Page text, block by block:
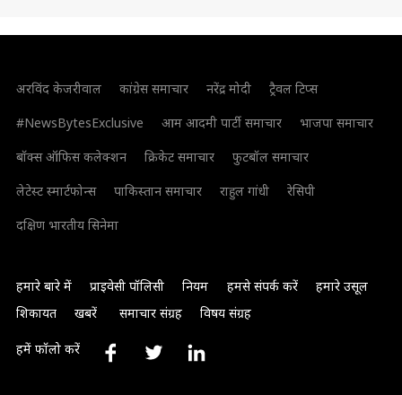
अरविंद केजरीवाल कांग्रेस समाचार नरेंद्र मोदी
ट्रैवल टिप्स
#NewsBytesExclusive
आम आदमी पार्टी समाचार
भाजपा समाचार
बॉक्स ऑफिस कलेक्शन
क्रिकेट समाचार
फुटबॉल समाचार
लेटेस्ट स्मार्टफोन्स
पाकिस्तान समाचार राहुल गांधी
रेसिपी
दक्षिण भारतीय सिनेमा
हमारे बारे में प्राइवेसी पॉलिसी नियम हमसे संपर्क करें
हमारे उसूल
शिकायत
खबरें समाचार संग्रह विषय संग्रह
हमें फॉलो करें